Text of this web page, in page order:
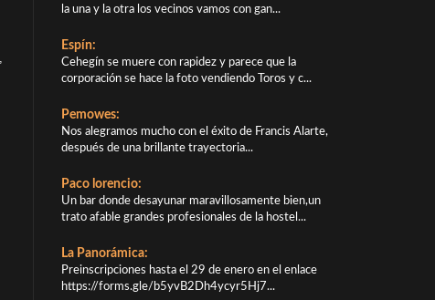
la una y la otra los vecinos vamos con gan...
Espín:
Cehegín se muere con rapidez y parece que la
corporación se hace la foto vendiendo Toros y c...
Pemowes:
Nos alegramos mucho con el éxito de Francis Alarte,
después de una brillante trayectoria...
Paco lorencio:
Un bar donde desayunar maravillosamente bien,un
trato afable grandes profesionales de la hostel...
La Panorámica:
Preinscripciones hasta el 29 de enero en el enlace
https://forms.gle/b5yvB2Dh4ycyr5Hj7...